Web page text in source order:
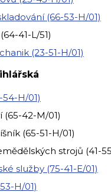
(66-53-H/01)
41-L/51)
(23-51-H/01)
H/01)
42-M/01)
(65-51-H/01)
strojů (41-
služby (75-41-E/01)
H/01)